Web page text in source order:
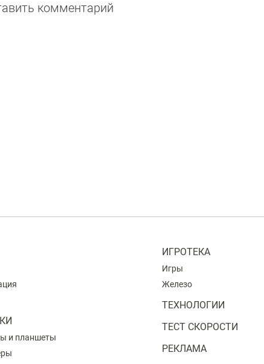
комментарий
и планшеты
ИГРОТЕКА
Игры
Железо
ТЕХНОЛОГИИ
ТЕСТ СКОРОСТИ
РЕКЛАМА